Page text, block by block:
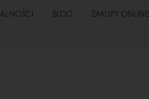
BLOG ZAKUPY ONLINE